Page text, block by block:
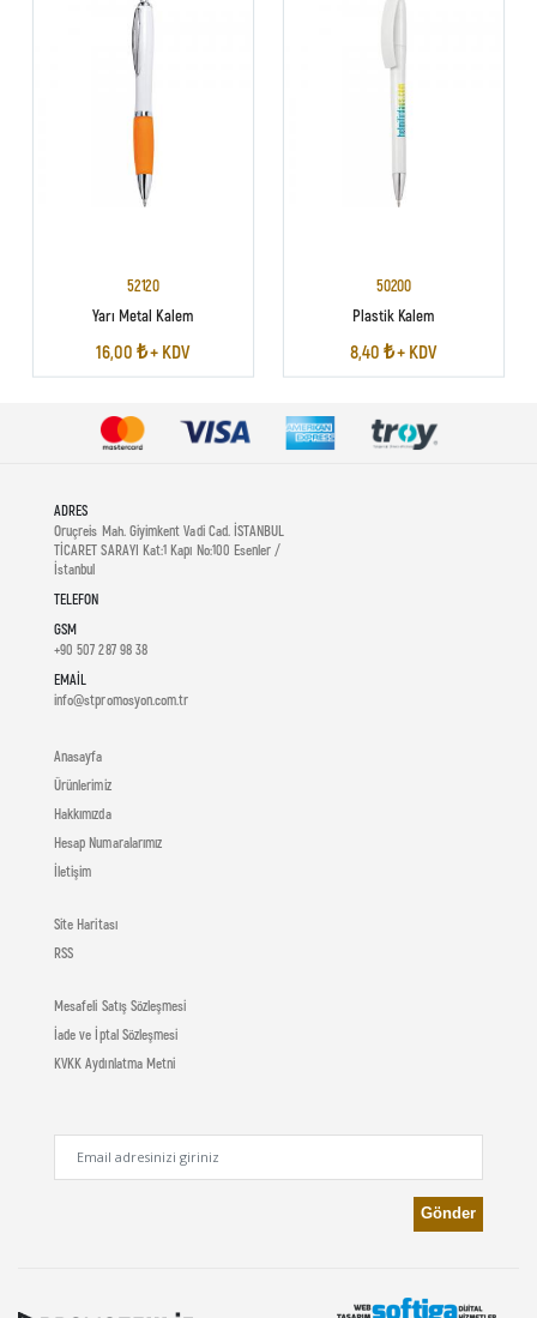
52120
Yarı Metal Kalem
16,00 ₺ + KDV
50200
Plastik Kalem
8,40 ₺ + KDV
ADRES
Oruçreis Mah. Giyimkent Vadi Cad. İSTANBUL
TİCARET SARAYI Kat:1 Kapı No:100 Esenler /
İstanbul
TELEFON
GSM
+90 507 287 98 38
EMAIL
info@stpromosyon.com.tr
Anasayfa
Ürünlerimiz
Hakkımızda
Hesap Numaralarımız
İletişim
Site Haritası
RSS
Mesafeli Satış Sözleşmesi
İade ve İptal Sözleşmesi
KVKK Aydınlatma Metni